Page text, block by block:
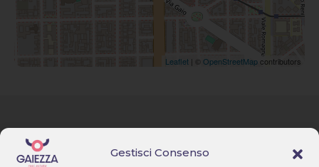
Gestisci Consenso
Leaflet | © OpenStreetMapcontributors
Via F. Lippi, 17 – Milano
+39 02 494 606 59 & +39 351